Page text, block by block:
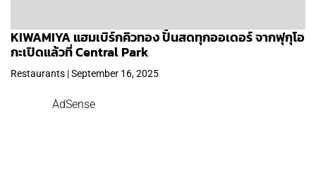
KIWAMIYA แฮมเบิร์กคิวทอง ปั้นสดทุกออเดอร์ จากฟุกุโอ
กะเปิดแล้วที่ Central Park
Restaurants | September 16, 2025
AdSense